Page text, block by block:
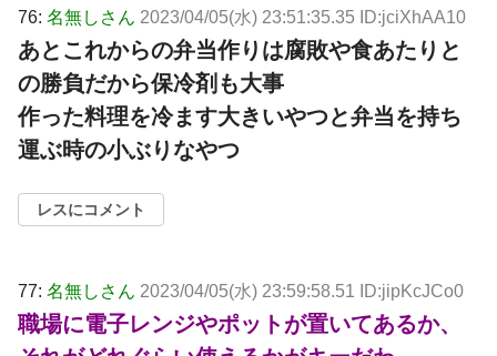
76: 名無しさん 2023/04/05(水) 23:51:35.35 ID:jciXhAA10
あとこれからの弁当作りは腐敗や食あたりと
の勝負だから保冷剤も大事
作った料理を冷ます大きいやつと弁当を持ち
運ぶ時の小ぶりなやつ
レスにコメント
77: 名無しさん 2023/04/05(水) 23:59:58.51 ID:jipKcJCo0
職場に電子レンジやポットが置いてあるか、